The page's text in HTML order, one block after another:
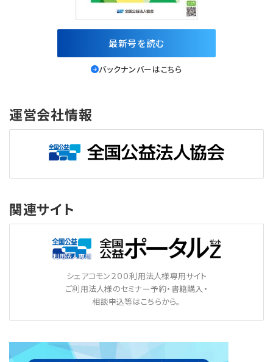
最新号を読む
バックナンバーはこちら
運営会社情報
関連サイト
シェアコモン２００利用法人様専用サイト
ご利用法人様のセミナー予約・書籍購入・
相談申込等はこちらから。